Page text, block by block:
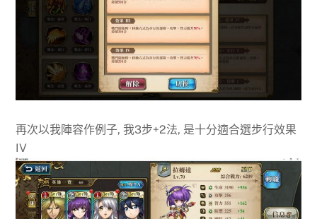
再次以我陣容作例子, 我3步+2法, 是十分適合選步行效果
IV